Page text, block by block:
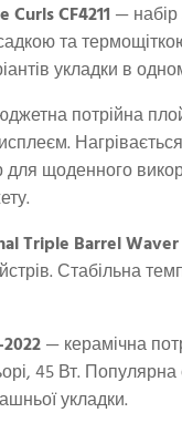
CF4211 — набір
та
укладки в
потрійна
щоденного
Triple Barrel Waver
Стабільна
— керамічна
45 Вт.
укладки.